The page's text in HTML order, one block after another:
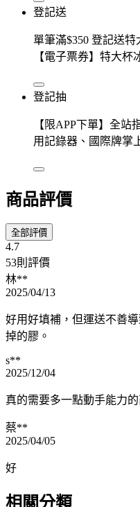
登記送
單筆滿$350 登記送
【電子票券】特大杯
登記抽
【限APP下單】全站
用記錄器、國際牌掌
商品評價
全部評價
4.7
53則評價
林**
2025/04/13
好用好填補，但運送不善
掉的膠。
s**
2025/12/04
真的需要多一點動手能力的
蔡**
2025/04/05
好
相關分類